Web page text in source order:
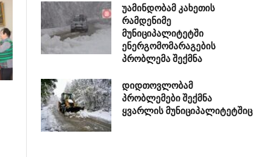
უამინდობამ კახეთის
რამდენიმე
მუნიციპალიტეტში
ენერგომომარაგების
პრობლემა შექმნა
დიდთოვლობამ
პრობლემები შექმნა
ყვარლის მუნიციპალიტეტშიც